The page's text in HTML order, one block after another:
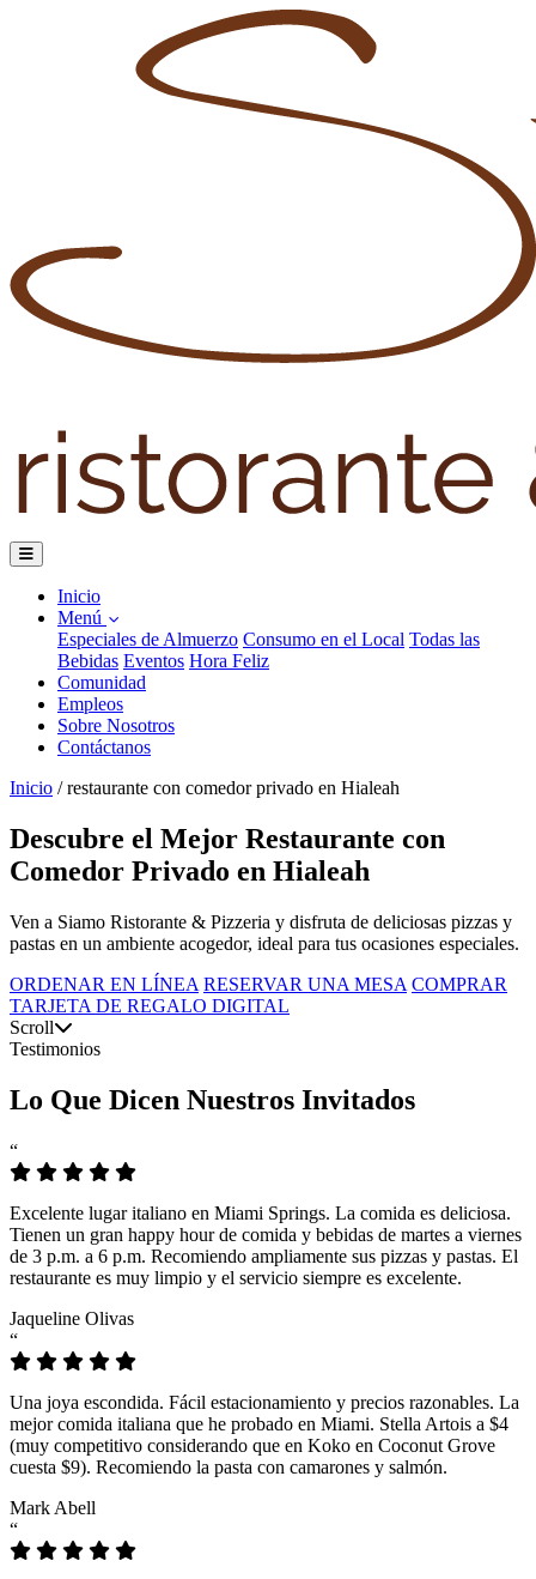
Inicio
Menú
Especiales de Almuerzo Consumo en el Local Todas las
Bebidas Eventos Hora Feliz
Comunidad
Empleos
Sobre Nosotros
Contáctanos
Inicio / restaurante con comedor privado en Hialeah
Descubre el Mejor Restaurante con
Comedor Privado en Hialeah
Ven a Siamo Ristorante & Pizzeria y disfruta de deliciosas pizzas y
pastas en un ambiente acogedor, ideal para tus ocasiones especiales.
ORDENAR EN LÍNEA RESERVAR UNA MESA COMPRAR
TARJETA DE REGALO DIGITAL
Scroll
Testimonios
Lo Que Dicen Nuestros Invitados
“
Excelente lugar italiano en Miami Springs. La comida es deliciosa.
Tienen un gran happy hour de comida y bebidas de martes a viernes
de 3 p.m. a 6 p.m. Recomiendo ampliamente sus pizzas y pastas. El
restaurante es muy limpio y el servicio siempre es excelente.
Jaqueline Olivas
“
Una joya escondida. Fácil estacionamiento y precios razonables. La
mejor comida italiana que he probado en Miami. Stella Artois a $4
(muy competitivo considerando que en Koko en Coconut Grove
cuesta $9). Recomiendo la pasta con camarones y salmón.
Mark Abell
“